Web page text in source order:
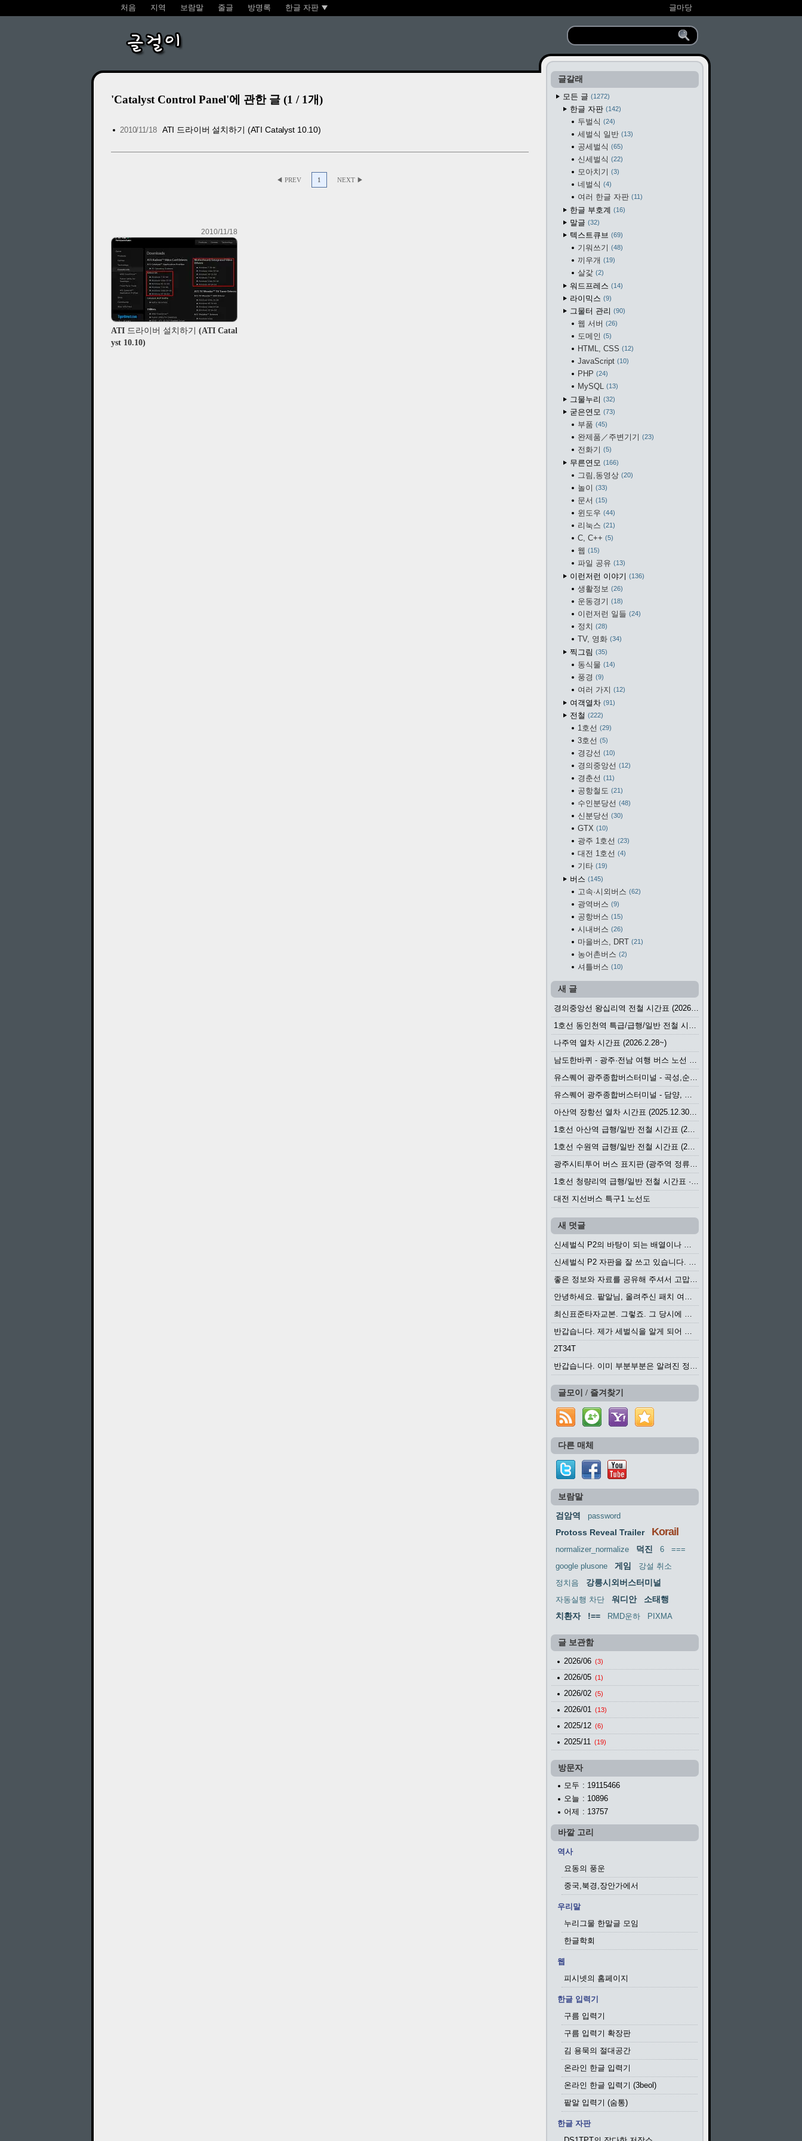
처음 지역 보람말 줄글 방명록 한글 자판 글마당
글걸이
'Catalyst Control Panel'에 관한 글 (1 / 1개)
2010/11/18 ATI 드라이버 설치하기 (ATI Catalyst 10.10)
◀ PREV 1 NEXT ▶
2010/11/18
ATI 드라이버 설치하기 (ATI Catal
yst 10.10)
글갈래
모든 글
1272
한글 자판 142
두벌식 24
세벌식 일반 13
공세벌식 65
신세벌식 22
모아치기 3
네벌식 4
여러 한글 자판 11
한글 부호계 16
말글 32
텍스트큐브 69
기워쓰기 48
끼우개 19
살갗 2
워드프레스 14
라이믹스 9
그물터 관리 90
웹 서버 26
도메인 5
HTML, CSS 12
JavaScript 10
PHP 24
MySQL 13
그물누리 32
굳은연모 73
부품 45
완제품／주변기기 23
전화기 5
무른연모 166
그림,동영상 20
놀이 33
문서 15
윈도우 44
리눅스 21
C, C++ 5
웹 15
파일 공유 13
이런저런 이야기 136
생활정보 26
운동경기 18
이런저런 일들 24
정치 28
TV, 영화 34
찍그림 35
동식물 14
풍경 9
여러 가지 12
여객열차 91
전철 222
1호선 29
3호선 5
경강선 10
경의중앙선 12
경춘선 11
공항철도 21
수인분당선 48
신분당선 30
GTX 10
광주 1호선 23
대전 1호선 4
기타 19
버스 145
고속·시외버스 62
광역버스 9
공항버스 15
시내버스 26
마을버스, DRT 21
농어촌버스 2
셔틀버스 10
새 글
경의중앙선 왕십리역 전철 시간표 (2026.4.20~)
1호선 동인천역 특급/급행/일반 전철 시간표 (2026.2.28~)
나주역 열차 시간표 (2026.2.28~)
남도한바퀴 - 광주·전남 여행 버스 노선 (2026.3.1~5.31)
유스퀘어 광주종합버스터미널 - 곡성,순천／화순,보성,율포 방면 시외버스 시간표 (2026.1.31)
유스퀘어 광주종합버스터미널 - 담양, 순창, 남원, 무주, 장수, 거창, 대구 방면 시외버스 시간표 (2026...
아산역 장항선 열차 시간표 (2025.12.30 기준) (무궁화호, ITX-마음, 새마을호, 서해금빛열차)
1호선 아산역 급행/일반 전철 시간표 (2025.12.30~)
1호선 수원역 급행/일반 전철 시간표 (2025.12.30~)
광주시티투어 버스 표지판 (광주역 정류장) (2024?)
1호선 청량리역 급행/일반 전철 시간표 · 노선도 (2025.12.30~)
대전 지선버스 특구1 노선도
새 덧글
신세벌식 P2의 바탕이 되는 배열이나 주요 기능...
신세벌식 P2 자판을 잘 쓰고 있습니다. 쓰기 편리...
좋은 정보와 자료를 공유해 주셔서 고맙습니다....
안녕하세요. 팥알님, 올려주신 패치 여러모로 감사...
최신표준타자교본. 그렇죠. 그 당시에 최신 표준...
반갑습니다. 제가 세벌식을 알게 되어 세벌식 써...
2T34T
반갑습니다. 이미 부분부분은 알려진 정보들이...
글모이 / 즐겨찾기
다른 매체
보람말
검암역 password
Protoss Reveal Trailer Korail
normalizer_normalize 덕진 6
===
google plusone
게임
강설 취소
정치음
강릉시외버스터미널
자동실행 차단 워디안
소태행
치환자
!== RMD운하 PIXMA
글 보관함
2026/06 (3)
2026/05 (1)
2026/02 (5)
2026/01 (13)
2025/12 (6)
2025/11 (19)
방문자
모두 : 19115466
오늘 : 10896
어제 : 13757
바깥 고리
역사
요동의 풍운
중국,북경,장안가에서
우리말
누리그물 한말글 모임
한글학회
웹
피시넷의 홈페이지
한글 입력기
구름 입력기
구름 입력기 확장판
김 용묵의 절대공간
온라인 한글 입력기
온라인 한글 입력기 (3beol)
팥알 입력기 (숨통)
한글 자판